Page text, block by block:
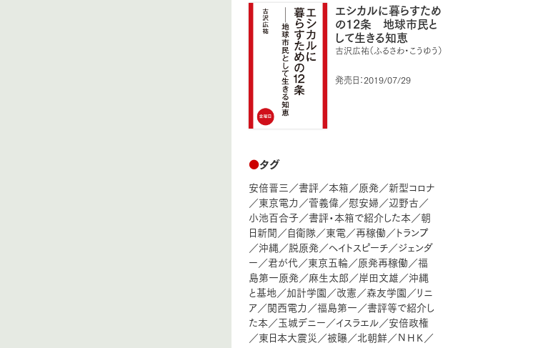
エシカルに暮らすため
の12条 地球市民と
して生きる知恵
古沢広祐（ふるさわ・こうゆう）
発売日：2019/07/29
●タグ
安倍晋三／書評／本箱／原発／新型コロナ
／東京電力／菅義偉／慰安婦／辺野古／
小池百合子／書評・本箱で紹介した本／朝
日新聞／自衛隊／東電／再稼働／トランプ
／沖縄／脱原発／ヘイトスピーチ／ジェンダ
ー／君が代／東京五輪／原発再稼働／福
島第一原発／麻生太郎／岸田文雄／沖縄
と基地／加計学園／改憲／森友学園／リニ
ア／関西電力／福島第一／書評等で紹介し
た本／玉城デニー／イスラエル／安倍政権
／東日本大震災／被曝／北朝鮮／ＮＨＫ／